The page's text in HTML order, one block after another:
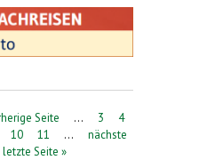
Seite … 3
4
10 11 …
nächste
letzte Seite »